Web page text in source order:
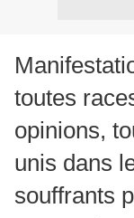
toutes
opinions,
unis dans
souffrants